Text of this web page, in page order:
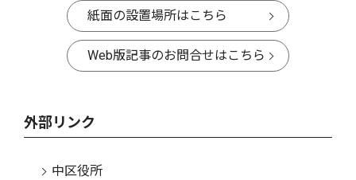
紙面の設置場所はこちら
Web版記事のお問合せはこちら
外部リンク
中区役所